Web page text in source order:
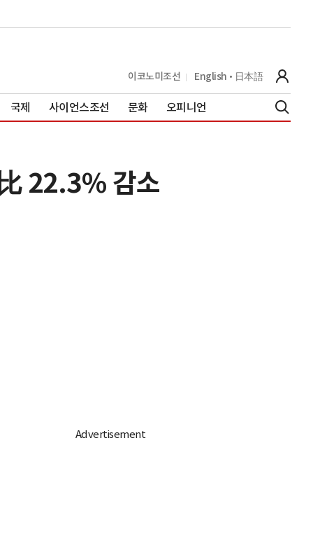
이코노미조선 English 日本語
국제 사이언스조선 문화 오피니언
22.3% 감소